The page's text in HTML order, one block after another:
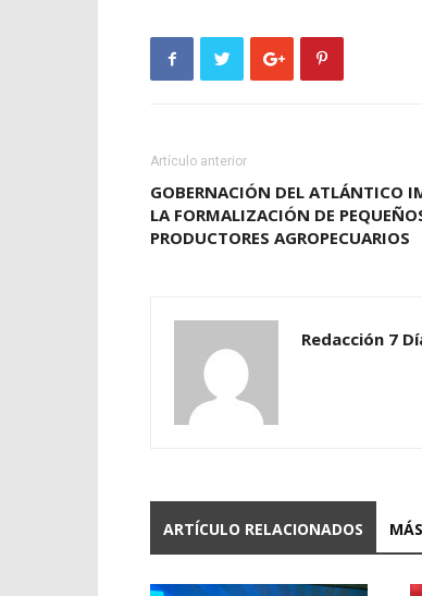
Artículo anterior
GOBERNACIÓN DEL ATLÁNTICO
LA FORMALIZACIÓN DE
PRODUCTORES AGROPECUARIOS
Redacción 7
ARTÍCULO RELACIONADOS